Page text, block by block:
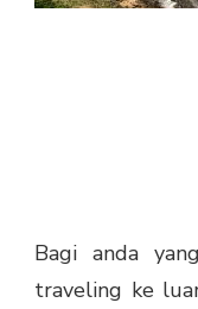
Bagi anda
traveling ke